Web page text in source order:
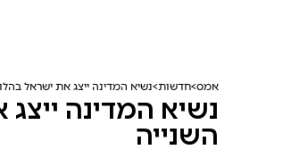
אמס חדשות נשיא המדינה ייצג את ישראל
נשיא המדינה
השנייה